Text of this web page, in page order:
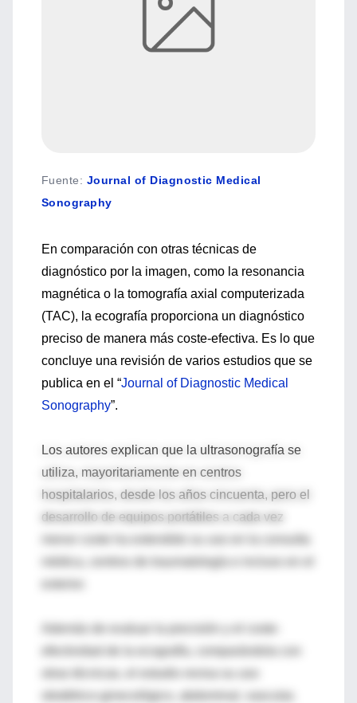
Fuente: Journal of Diagnostic Medical
Sonography
En comparación con otras técnicas de
diagnóstico por la imagen, como la resonancia
magnética o la tomografía axial computerizada
(TAC), la ecografía proporciona un diagnóstico
preciso de manera más coste-efectiva. Es lo que
concluye una revisión de varios estudios que se
publica en el “Journal of Diagnostic Medical
Sonography”.
Los autores explican que la ultrasonografía se
utiliza, mayoritariamente en centros
hospitalarios, desde los años cincuenta, pero el
desarrollo de equipos portátiles a cada vez
médica, centros de traumatología e incluso en el
efectividad de la ecografía, comparándola con
obstétrico-ginecológico, abdominal, vascular,